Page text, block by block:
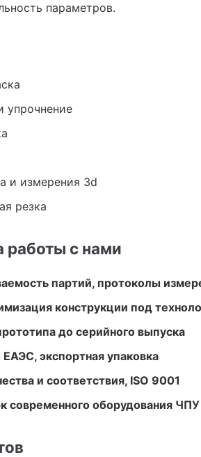
параметров.
упрочнение
и измерения 3d
резка
с нами
партий, протоколы
конструкции под
до серийного выпуска
экспортная упаковка
и соответствия, ISO 9001
современного оборудования ЧПУ